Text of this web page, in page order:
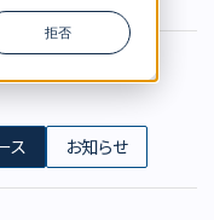
拒否
ス お知らせ